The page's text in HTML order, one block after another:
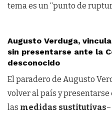
tema es un “punto de
Augusto Verduga,
sin presentarse ante la
desconocido
El paradero de Augusto
volver al país y presentarse
las medidas sustitutivas